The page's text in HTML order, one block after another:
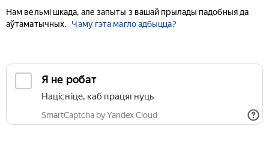
Нам вельмі шкада, але запыты з вашай прылады падобныя да
аўтаматычных.
Чаму гэта магло адбыцца?
Я не робат
Націсніце, каб працягнуць
SmartCaptcha by Yandex Cloud